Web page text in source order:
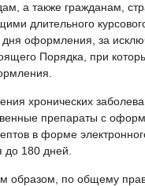
а также гражданам,
длительного
дня оформления, за
Порядка, при
хронических
препараты с
в форме
до 180 дней.
образом, по общему